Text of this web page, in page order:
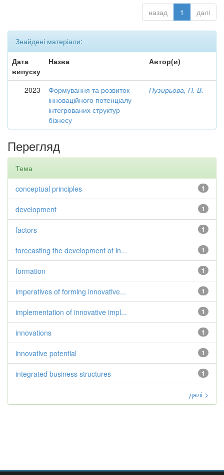
назад 1 далі
Знайдені матеріали:
Дата
випуску
Назва Автор(и)
2023
Формування та розвиток
інноваційного потенціалу
інтегрованих структур
бізнесу
Пузирьова, П. В.
Перегляд
Тема
1
conceptual principles
1
development
1
factors
1
forecasting the development of in...
1
formation
1
imperatives of forming innovative...
1
implementation of innovative impl...
1
innovations
1
innovative potential
1
integrated business structures
далі >